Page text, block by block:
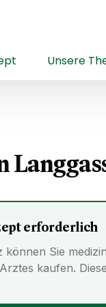
Unsere
erforderlich
können Sie
kaufen.